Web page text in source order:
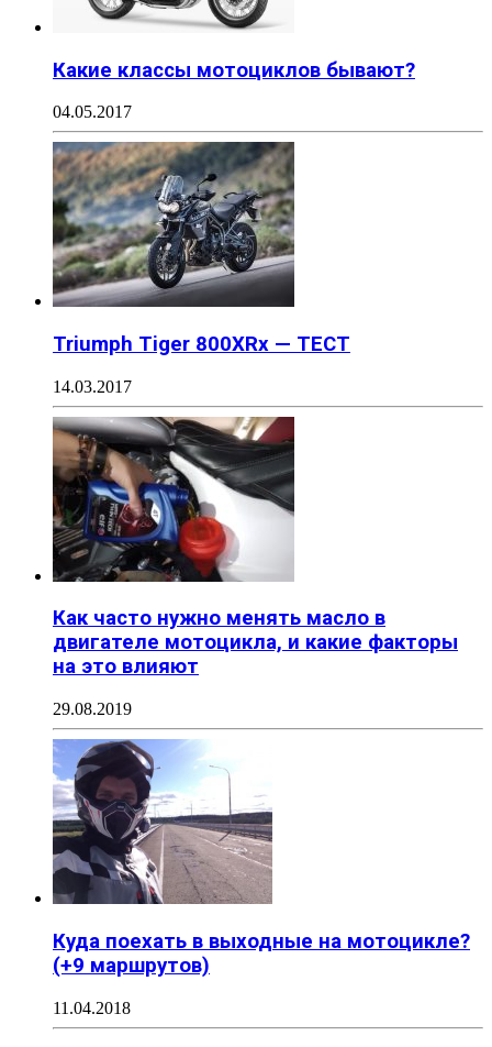
Какие классы мотоциклов бывают?
04.05.2017
Triumph Tiger 800XRx — ТЕСТ
14.03.2017
Как часто нужно менять масло в
двигателе мотоцикла, и какие факторы
на это влияют
29.08.2019
Куда поехать в выходные на мотоцикле?
(+9 маршрутов)
11.04.2018